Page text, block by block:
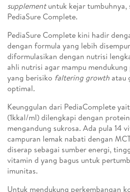
supplementuntuk kejar
PediaSure Complete.
PediaSure Complete kini hadir
dengan formula yang lebih
diformulasikan dengan nutrisi
ahli nutrisi agar mampu
yang berisiko faltering growthatau
optimal.
Keunggulan dari PediaComplete
(1kkal/ml) dilengkapi dengan
mengandung sukrosa. Ada pula 14
campuran lemak nabati dengan
diserap sebagai sumber energi,
vitamin d yang bagus untuk
imunitas.
Untuk mendukung perkembangan